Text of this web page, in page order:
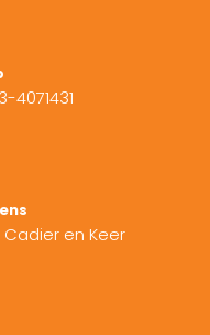
4071431
Cadier en Keer